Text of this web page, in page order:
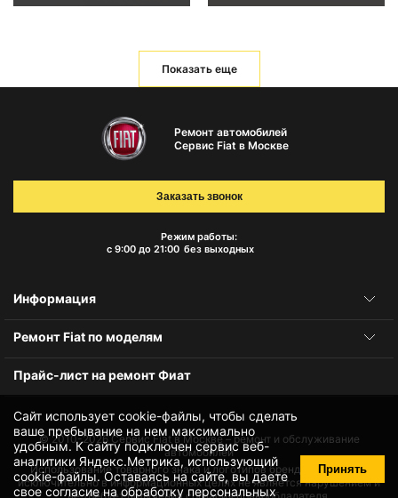
Показать еще
Сайт использует cookie-файлы, чтобы сделать
ваше пребывание на нем максимально
удобным. К cайту подключен сервис веб-
аналитики Яндекс.Метрика, использующий
cookie-файлы. Оставаясь на сайте, вы даете
своесогласие на обработку персональных
Принять
Ремонт автомобилей
Сервис Fiat в Москве
Режим работы:
с 9:00 до 21:00 без выходных
Заказать звонок
Информация
Ремонт Fiat по моделям
Прайс-лист на ремонт Фиат
© 2010-2026Сервис Fiat в Москве – ремонт и обслуживание
автомобилей
Использование товарного знака и логотипов бренда происходит
исключительно в информационных целях не является нарушением и